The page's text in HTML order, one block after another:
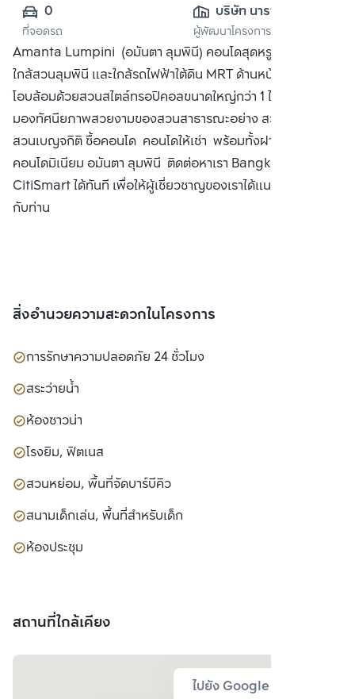
0
ที่จอดรถ
บริษัท นาราย
พร๊อพเพอร์ตี้ จำกัด
ผู้พัฒนาโครงการ
Amanta Lumpini (อมันตา ลุมพินี) คอนโดสุดหรู ใจกลางเมือง
ใกล้สวนลุมพินี และใกล้รถไฟฟ้าใต้ดิน MRT ด้านหน้าตัวอาคาร
โอบล้อมด้วยสวนสไตล์ทรอปิคอลขนาดใหญ่กว่า 1 ไร่พร้อมมุม
มองทัศนียภาพสวยงามของสวนสาธารณะอย่าง สวนลุมพินี
สวนเบญจกิติ ซื้อคอนโด คอนโดให้เช่า พร้อมทั้งฝากขาย
คอนโดมิเนียม อมันตา ลุมพินี ติดต่อหาเรา Bangkok
CitiSmart ได้ทันที เพื่อให้ผู้เชี่ยวชาญของเราได้แนะนำคอนโดให้
กับท่าน
สิ่งอำนวยความสะดวกในโครงการ
การรักษาความปลอดภัย 24 ชั่วโมง
สระว่ายน้ำ
ห้องซาวน่า
โรงยิม, ฟิตเนส
สวนหย่อม, พื้นที่จัดบาร์บีคิว
สนามเด็กเล่น, พื้นที่สำหรับเด็ก
ห้องประชุม
สถานที่ใกล้เคียง
ไปยัง Google Map